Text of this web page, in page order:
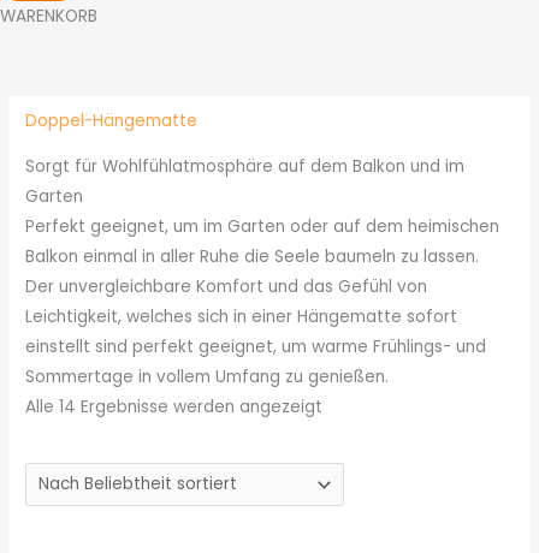
WARENKORB
Doppel-Hängematte
Sorgt für Wohlfühlatmosphäre auf dem Balkon und im
Garten
Perfekt geeignet, um im Garten oder auf dem heimischen
Balkon einmal in aller Ruhe die Seele baumeln zu lassen.
Der unvergleichbare Komfort und das Gefühl von
Leichtigkeit, welches sich in einer Hängematte sofort
einstellt sind perfekt geeignet, um warme Frühlings- und
Sommertage in vollem Umfang zu genießen.
Alle 14 Ergebnisse werden angezeigt